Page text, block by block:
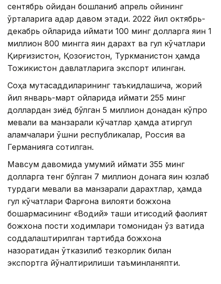
сентябрь ойидан бошланиб апрель ойининг
ўрталарига қадар давом этади. 2022 йил октябрь-
декабрь ойларида қиймати 100 минг долларга яқин 1
миллион 800 мингга яқин дарахт ва гул кўчатлари
Қирғизистон, Қозоғистон, Туркманистон ҳамда
Тожикистон давлатларига экспорт қилинган.
Соҳа мутасаддиларининг таъкидлашича, жорий
йил январь-март ойларида қиймати 255 минг
доллардан зиёд бўлган 5 миллион донадан кўпроқ
мевали ва манзарали кўчатлар ҳамда атиргул
қаламчалари қўшни республикалар, Россия ва
Германияга сотилган.
Мавсум давомида умумий қиймати 355 минг
долларга тенг бўлган 7 миллион донага яқин юзлаб
турдаги мевали ва манзарали дарахтлар, ҳамда
гул кўчатлари Фарғона вилояти божхона
бошқармасининг «Водий» ташқи иқтисодий фаолият
божхона пости ходимлари томонидан ўз вақтида
соддалаштирилган тартибда божхона
назоратидан ўтказилиб тезкорлик билан
экспортга йўналтирилиши таъминланяпти.